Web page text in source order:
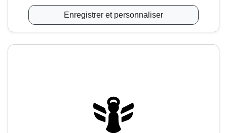
Enregistrer et personnaliser